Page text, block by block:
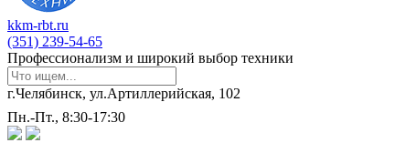
kkm-rbt.ru
(351) 239-54-65
Профессионализм и широкий выбор техники
г.Челябинск, ул.Артиллерийская, 102
Пн.-Пт., 8:30-17:30